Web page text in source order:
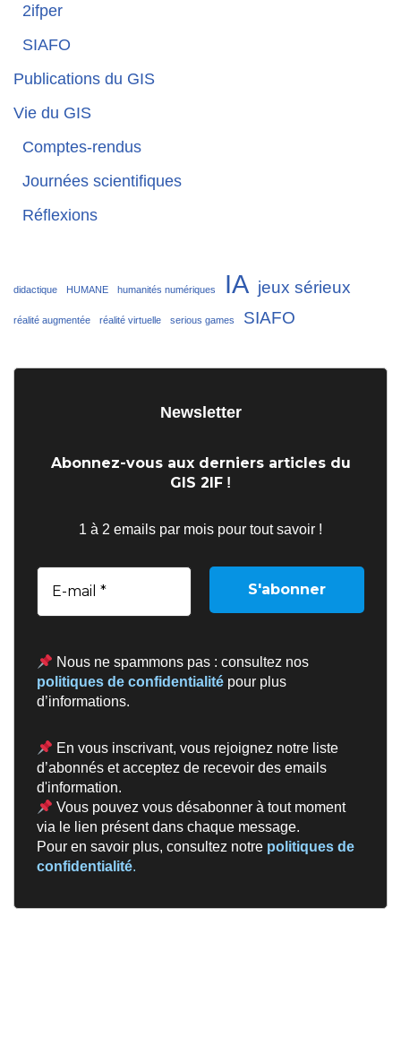
2ifper
SIAFO
Publications du GIS
Vie du GIS
Comptes-rendus
Journées scientifiques
Réflexions
didactique HUMANE humanités numériques IA jeux sérieux
réalité augmentée réalité virtuelle serious games SIAFO
Newsletter
Abonnez-vous aux derniers articles du
GIS 2IF !
1 à 2 emails par mois pour tout savoir !
Nous ne spammons pas : consultez nos
politiques de confidentialité pour plus
d’informations.
En vous inscrivant, vous rejoignez notre liste
d’abonnés et acceptez de recevoir des emails
d'information.
Vous pouvez vous désabonner à tout moment
via le lien présent dans chaque message.
Pour en savoir plus, consultez notre politiques de
confidentialité.